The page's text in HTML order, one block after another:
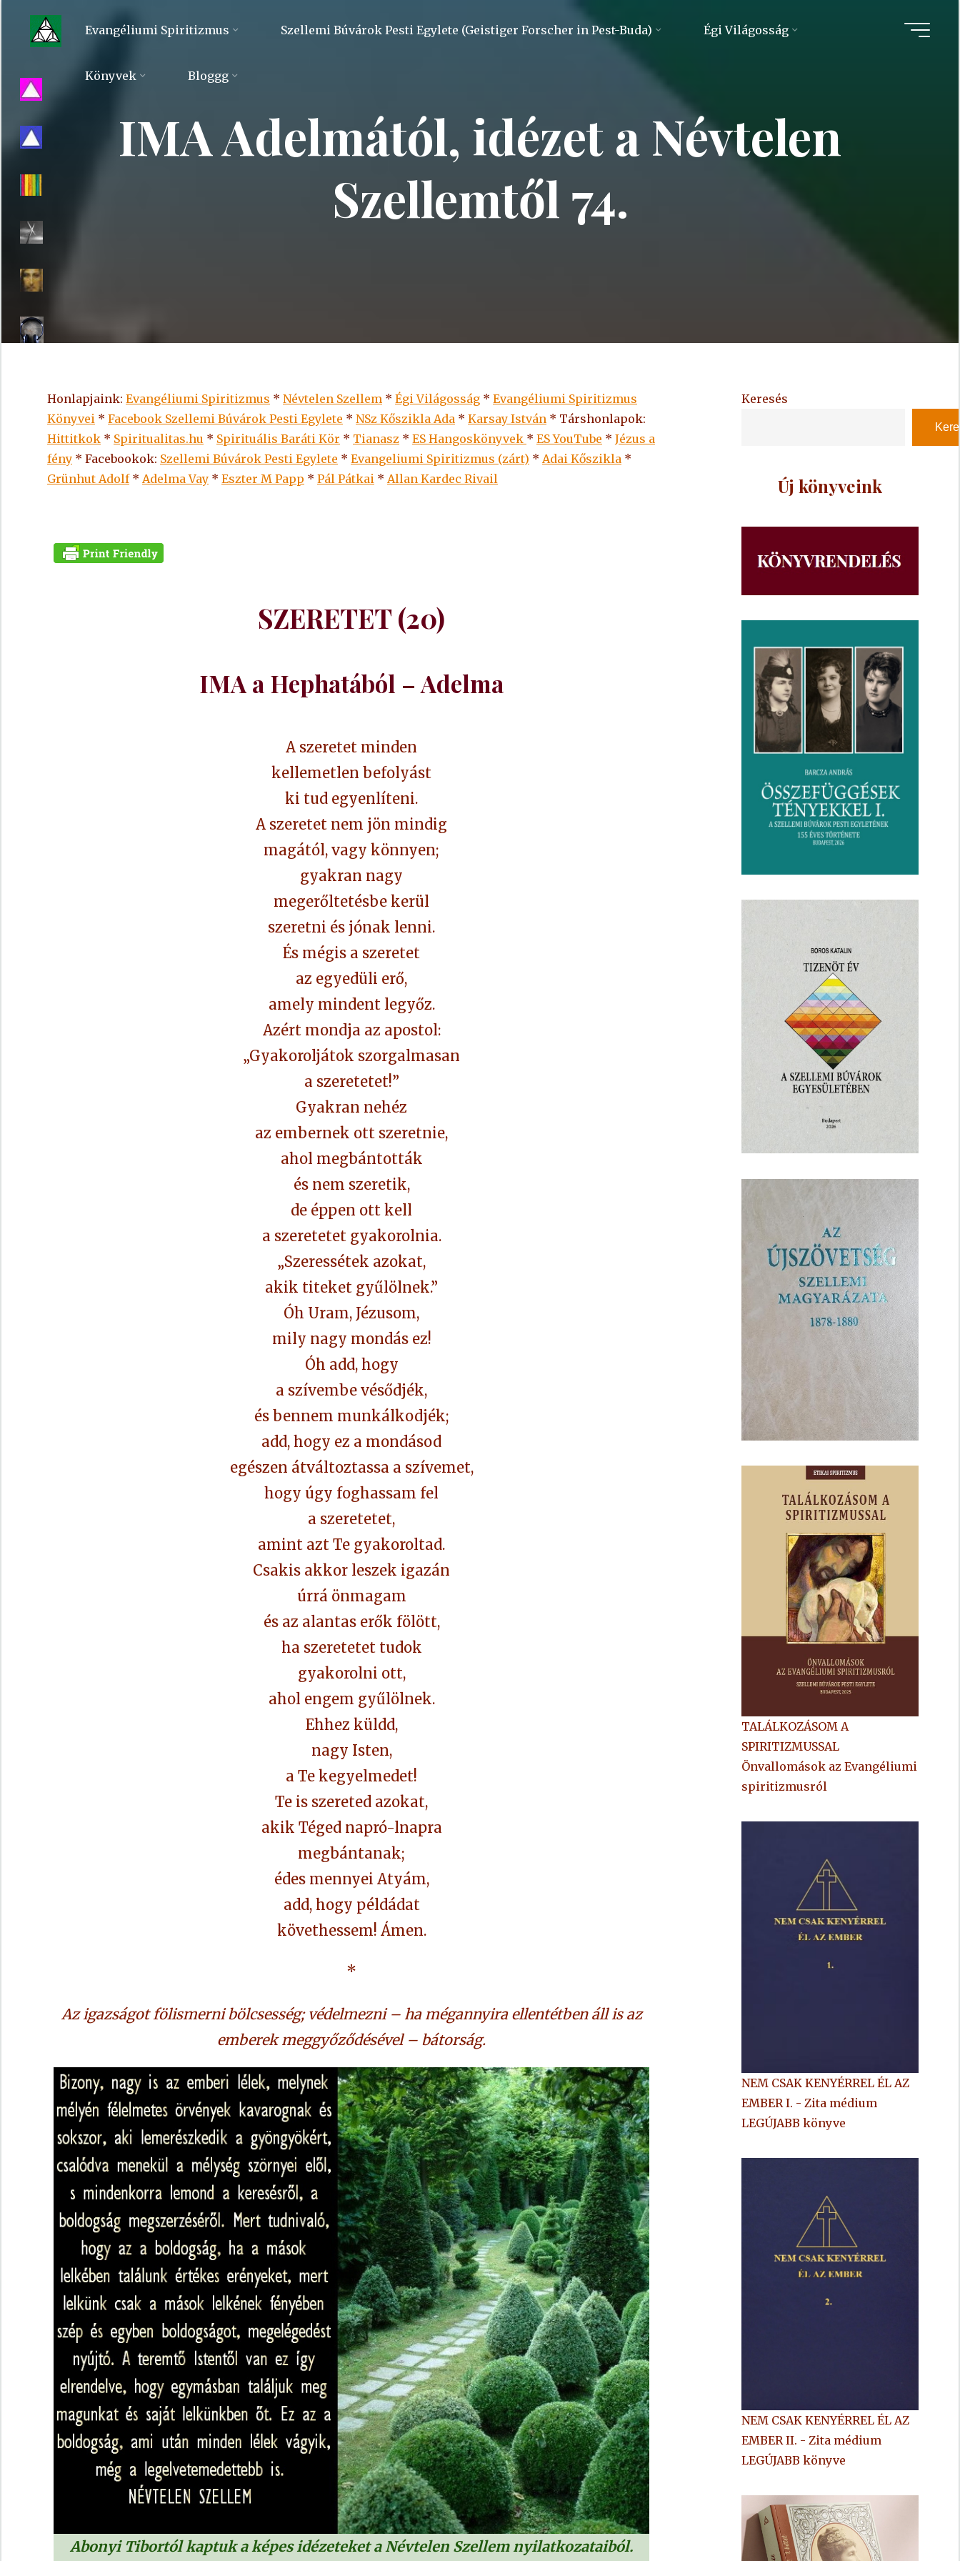
content
Evangéliumi
Evangéliumi Spiritizmus Szellemi Búvárok Pesti Egylete (Geistiger Forscher in Pest-Buda) Égi Világosság
Könyvek Bloggg
IMA Adelmától, idézet a Névtelen
Szellemtől 74.
Honlapjaink: Evangéliumi Spiritizmus * Névtelen Szellem * Égi Világosság * Evangéliumi Spiritizmus
Könyvei * Facebook Szellemi Búvárok Pesti Egylete * NSz Kőszikla Ada * Karsay István * Társhonlapok:
Hittitkok * Spiritualitas.hu * Spirituális Baráti Kör * Tianasz * ES Hangoskönyvek * ESYouTube * Jézus a
fény * Facebookok: Szellemi Búvárok Pesti Egylete * Evangeliumi Spiritizmus (zárt) * Adai Kőszikla *
Grünhut Adolf* Adelma Vay * Eszter M Papp * Pál Pátkai * Allan Kardec Rivail
SZERETET (20)
IMA a Hephatából – Adelma
A szeretet minden
kellemetlen befolyást
ki tud egyenlíteni.
A szeretet nem jön mindig
magától, vagy könnyen;
gyakran nagy
megerőltetésbe kerül
szeretni és jónak lenni.
És mégis a szeretet
az egyedüli erő,
amely mindent legyőz.
Azért mondja az apostol:
„Gyakoroljátok szorgalmasan
a szeretetet!”
Gyakran nehéz
az embernek ott szeretnie,
ahol megbántották
és nem szeretik,
de éppen ott kell
a szeretetet gyakorolnia.
„Szeressétek azokat,
akik titeket gyűlölnek.”
Óh Uram, Jézusom,
mily nagy mondás ez!
Óh add, hogy
a szívembe vésődjék,
és bennem munkálkodjék;
add, hogy ez a mondásod
egészen átváltoztassa a szívemet,
hogy úgy foghassam fel
a szeretetet,
amint azt Te gyakoroltad.
Csakis akkor leszek igazán
úrrá önmagam
és az alantas erők fölött,
ha szeretetet tudok
gyakorolni ott,
ahol engem gyűlölnek.
Ehhez küldd,
nagy Isten,
a Te kegyelmedet!
Te is szereted azokat,
akik Téged napró-lnapra
megbántanak;
édes mennyei Atyám,
add, hogy példádat
követhessem! Ámen.
*
Az igazságot fölismerni bölcsesség; védelmezni – ha mégannyira ellentétben áll is az
emberek meggyőződésével – bátorság.
Abonyi Tibortól kaptuk a képes idézeteket a Névtelen Szellem nyilatkozataiból.
Keresés
Új könyveink
TALÁLKOZÁSOM A
SPIRITIZMUSSAL
Önvallomások az Evangéliumi
spiritizmusról
NEM CSAK KENYÉRREL ÉL AZ
EMBER I. - Zita médium
LEGÚJABB könyve
NEM CSAK KENYÉRREL ÉL AZ
EMBER II. - Zita médium
LEGÚJABB könyve